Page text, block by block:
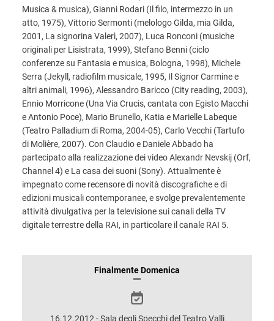
Musica & musica), Gianni Rodari (Il filo, intermezzo in un
atto, 1975), Vittorio Sermonti (melologo Gilda, mia Gilda,
2001, La signorina Valerì, 2007), Luca Ronconi (musiche
originali per Lisistrata, 1999), Stefano Benni (ciclo
conferenze su Fantasia e musica, Bologna, 1998), Michele
Serra (Jekyll, radiofilm musicale, 1995, Il Signor Carmine e
altri animali, 1996), Alessandro Baricco (City reading, 2003),
Ennio Morricone (Una Via Crucis, cantata con Egisto Macchi
e Antonio Poce), Mario Brunello, Katia e Marielle Labeque
(Teatro Palladium di Roma, 2004-05), Carlo Vecchi (Tartufo
di Molière, 2007). Con Claudio e Daniele Abbado ha
partecipato alla realizzazione dei video Alexandr Nevskij (Orf,
Channel 4) e La casa dei suoni (Sony). Attualmente è
impegnato come recensore di novità discografiche e di
edizioni musicali contemporanee, e svolge prevalentemente
attività divulgativa per la televisione sui canali della TV
digitale terrestre della RAI, in particolare il canale RAI 5.
INFORMAZIONIFinalmente Domenica
16.12.2012 - Sala degli Specchi del Teatro Valli